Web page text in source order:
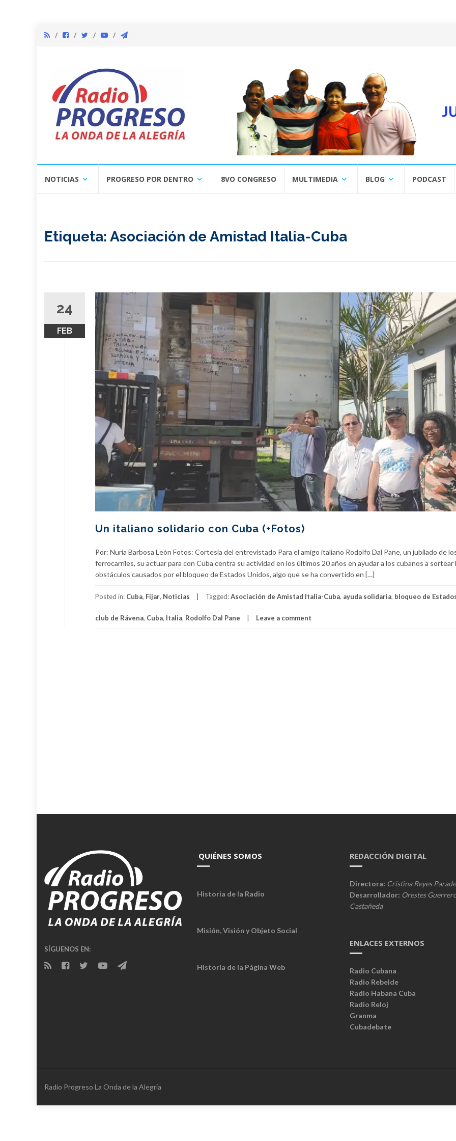
NOTICIAS PROGRESO POR DENTRO 8VO CONGRESO MULTIMEDIA BLOG PODCAST
Etiqueta: Asociación de Amistad Italia-Cuba
24
FEB
Un italiano solidario con Cuba (+Fotos)
Por: Nuria Barbosa León Fotos: Cortesía del entrevistado Para el amigo italiano Rodolfo Dal Pane, un jubilado de
ferrocarriles, su actuar para con Cuba centra su actividad en los últimos 20 años en ayudar a los cubanos a sortear
obstáculos causados por el bloqueo de Estados Unidos, algo que se ha convertido en […]
Posted in: Cuba, Fijar, Noticias Tagged:Asociación de Amistad Italia-Cuba, ayuda solidaria, bloqueo de
club de Rávena, Cuba, Italia, Rodolfo Dal Pane Leave a comment
SÍGUENOS EN:
QUIÉNES SOMOS
Historia de la Radio
Misión, Visión y Objeto Social
Historia de la Página Web
REDACCIÓN DIGITAL
Directora: Cristina Reyes
Desarrollador: Orestes
Castañeda
ENLACES EXTERNOS
Radio Cubana
Radio Rebelde
Radio Habana Cuba
Radio Reloj
Granma
Cubadebate
Radio Progreso La Onda de la Alegría